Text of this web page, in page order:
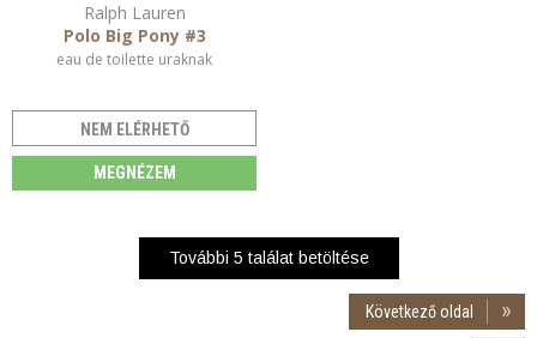
Ralph Lauren
Polo Big Pony #3
eau de toilette uraknak
NEM ELÉRHETŐ
MEGNÉZEM
További 5 találat betöltése
Következő oldal